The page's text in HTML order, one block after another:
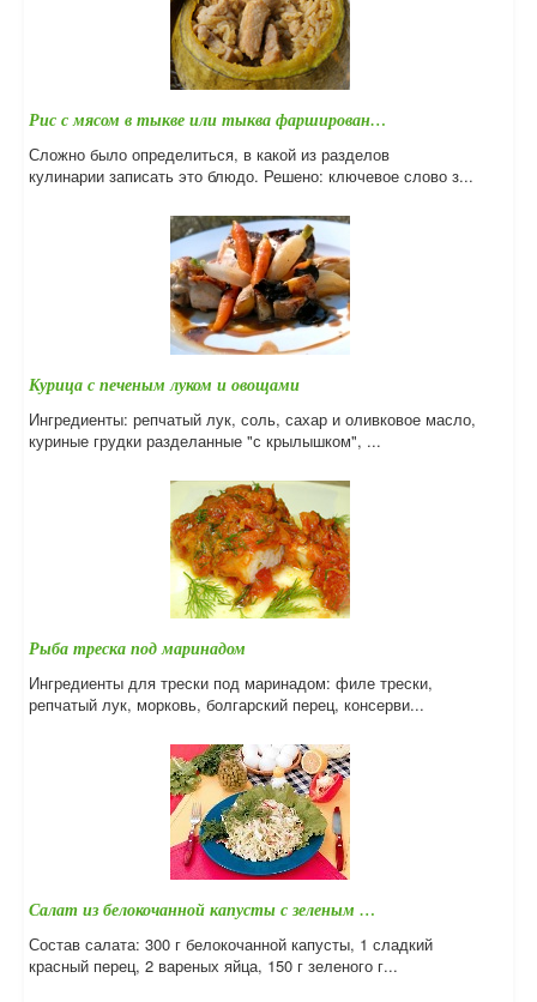
Рис с мясом в тыкве или тыква фарширован…
Сложно было определиться, в какой из разделов
кулинарии записать это блюдо. Решено: ключевое слово з...
Курица с печеным луком и овощами
Ингредиенты: репчатый лук, соль, сахар и оливковое масло,
куриные грудки разделанные "с крылышком", ...
Рыба треска под маринадом
Ингредиенты для трески под маринадом: филе трески,
репчатый лук, морковь, болгарский перец, консерви...
Салат из белокочанной капусты с зеленым …
Состав салата: 300 г белокочанной капусты, 1 сладкий
красный перец, 2 вареных яйца, 150 г зеленого г...